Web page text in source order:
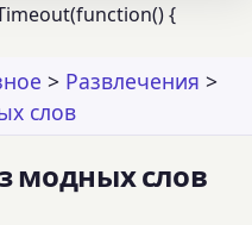
{
> Развлечения >
слов
модных слов